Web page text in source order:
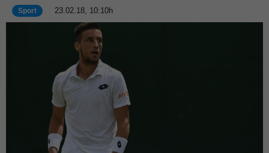
Sport 23.02.18, 10:10h